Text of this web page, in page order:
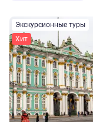
Экскурсионные туры
Хит